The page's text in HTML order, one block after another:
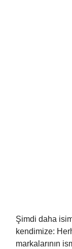
Şimdi daha
kendimize:
markalarının